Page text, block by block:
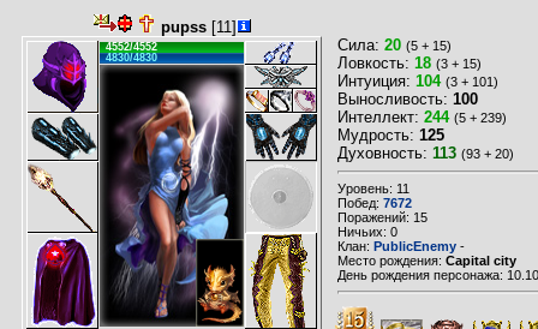
pupss[11]
4552/4552
4830/4830
Сила: 20 (5 + 15)
Ловкость: 18 (3 + 15)
Интуиция: 104 (3 + 101)
Выносливость: 100
Интеллект: 244 (5 + 239)
Мудрость: 125
Духовность: 113 (93 + 20)
Уровень: 11
Побед: 7672
Поражений: 15
Ничьих: 0
Клан: PublicEnemy -
Место рождения: Capital city
День рождения персонажа: